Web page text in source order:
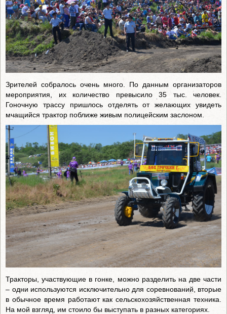
Зрителей собралось очень много. По данным организаторов
мероприятия, их количество превысило 35 тыс. человек.
Гоночную трассу пришлось отделять от желающих увидеть
мчащийся трактор поближе живым полицейским заслоном.
Тракторы, участвующие в гонке, можно разделить на две части
– одни используются исключительно для соревнований, вторые
в обычное время работают как сельскохозяйственная техника.
На мой взгляд, им стоило бы выступать в разных категориях.